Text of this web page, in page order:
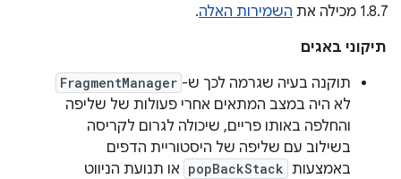
1.8.7 מכילה את
השמירות האלה.
תיקוני באגים
תוקנה בעיה שגרמה לכך ש- FragmentManager
לא היה במצב המתאים אחרי פעולות של שליפה
והחלפה באותו פריים, שיכולה לגרום לקריסה
בשילוב עם שליפה של היסטוריית הדפים
באמצעות popBackStack או תנועת הניווט